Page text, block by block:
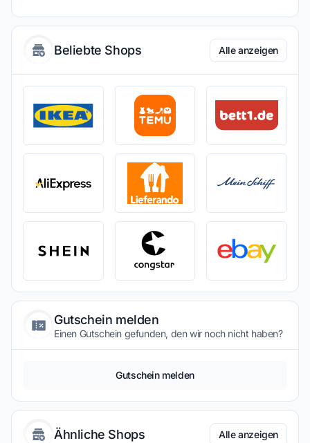
Beliebte Shops Alle anzeigen
Gutschein melden
Einen Gutschein gefunden, den wir noch nicht haben?
Gutschein melden
Ähnliche Shops Alle anzeigen